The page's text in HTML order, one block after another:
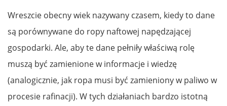
Wreszcie obecny wiek nazywany czasem, kiedy to dane
są porównywane do ropy naftowej napędzającej
gospodarki. Ale, aby te dane pełniły właściwą rolę
muszą być zamienione w informacje i wiedzę
(analogicznie, jak ropa musi być zamieniony w paliwo w
procesie rafinacji). W tych działaniach bardzo istotną